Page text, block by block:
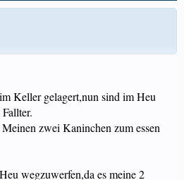
Keller gelagert,nun sind im Heu
zwei Kaninchen zum essen
wegzuwerfen,da es meine 2